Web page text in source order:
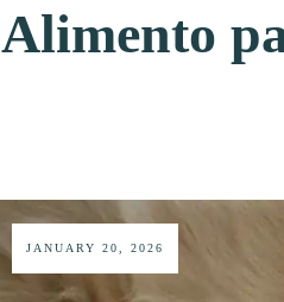
Alimento
JANUARY 20, 2026